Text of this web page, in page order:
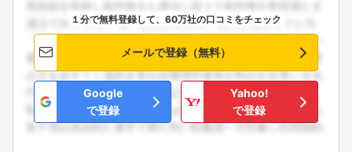
１分で無料登録して、60万社の口コミをチェック
メールで登録（無料）
Google
で登録
Yahoo!
で登録